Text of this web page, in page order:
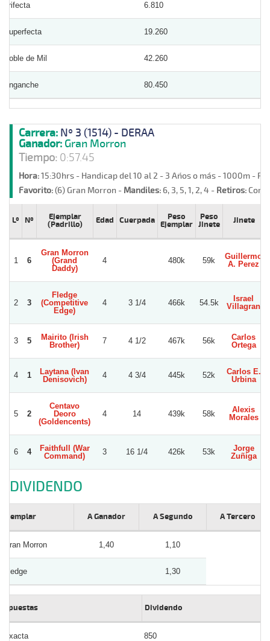
Trifecta 6.810
Superfecta 19.260
Doble de Mil 42.260
Enganche 80.450
Carrera: Nº 3 (1514) - DERAA
Ganador: Gran Morron
Tiempo: 0:57.45
Hora:15:30hrs - Handicap del 10 al 2 - 3 Años o más - 1000m -
Favorito:(6) Gran Morron - Mandiles: 6, 3, 5, 1, 2, 4 - Retiros:
Lº Nº
Ejemplar
(Padrillo)
Edad Cuerpada
Peso
Ejemplar
Peso
Jinete
Jinete
1 6
Gran Morron
(Grand
Daddy)
4 480k 59k
Guillermo
A. Perez
2 3
Fledge
(Competitive
Edge)
4 3 1/4 466k 54.5k
Israel
Villagran
3 5
Mairito (Irish
Brother)
7 4 1/2 467k 56k
Carlos
Ortega
4 1
Laytana (Ivan
Denisovich)
4 4 3/4 445k 52k
Carlos E.
Urbina
5 2
Centavo
Deoro
(Goldencents)
4 14 439k 58k
Alexis
Morales
6 4
Faithfull (War
Command)
3 16 1/4 426k 53k
Jorge
Zuñiga
DIVIDENDO
Ejemplar A Ganador A Segundo A Tercero
Gran Morron 1,40 1,10
Fledge 1,30
Apuestas Dividendo
Exacta 850